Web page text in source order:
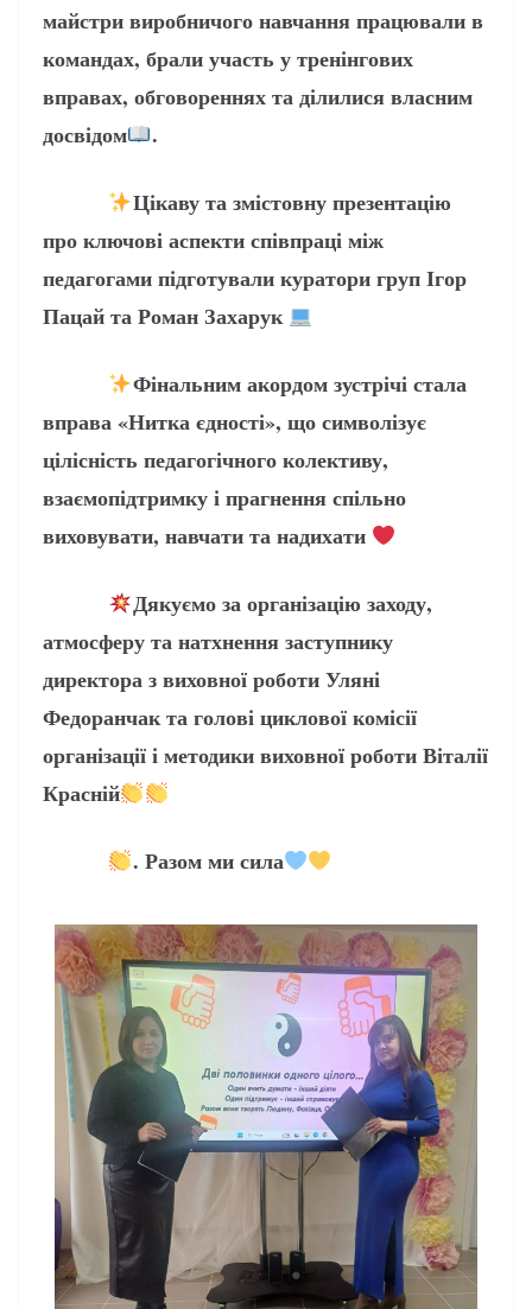
майстри виробничого навчання працювали в
командах, брали участь у тренінгових
вправах, обговореннях та ділилися власним
досвідом
.
Цікаву та змістовну презентацію
про ключові аспекти співпраці між
педагогами підготували куратори груп Ігор
Пацай та Роман Захарук
Фінальним акордом зустрічі стала
вправа «Нитка єдності», що символізує
цілісність педагогічного колективу,
взаємопідтримку і прагнення спільно
виховувати, навчати та надихати
Дякуємо за організацію заходу,
атмосферу та натхнення заступнику
директора з виховної роботи Уляні
Федоранчак та голові циклової комісії
організації і методики виховної роботи Віталії
Красній
. Разом ми сила